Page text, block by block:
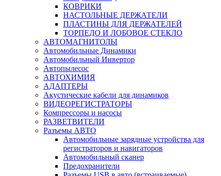
КОВРИКИ
НАСТОЛЬНЫЕ ДЕРЖАТЕЛИ
ПЛАСТИНЫ ДЛЯ ДЕРЖАТЕЛЕЙ
ТОРПЕДО И ЛОБОВОЕ СТЕКЛО
АВТОМАГНИТОЛЫ
Автомобильные Динамики
Автомобильный Инвертор
Автопылесос
АВТОХИМИЯ
АДАПТЕРЫ
Акустические кабели для динамиков
ВИДЕОРЕГИСТРАТОРЫ
Компрессоры и насосы
РАЗВЕТВИТЕЛИ
Разъемы АВТО
Автомобильные зарядные устройства для
регистраторов и навигаторов
Автомобильный сканер
Предохранители